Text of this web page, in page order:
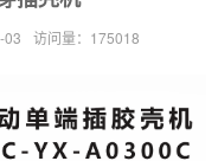
03 访问量：175018